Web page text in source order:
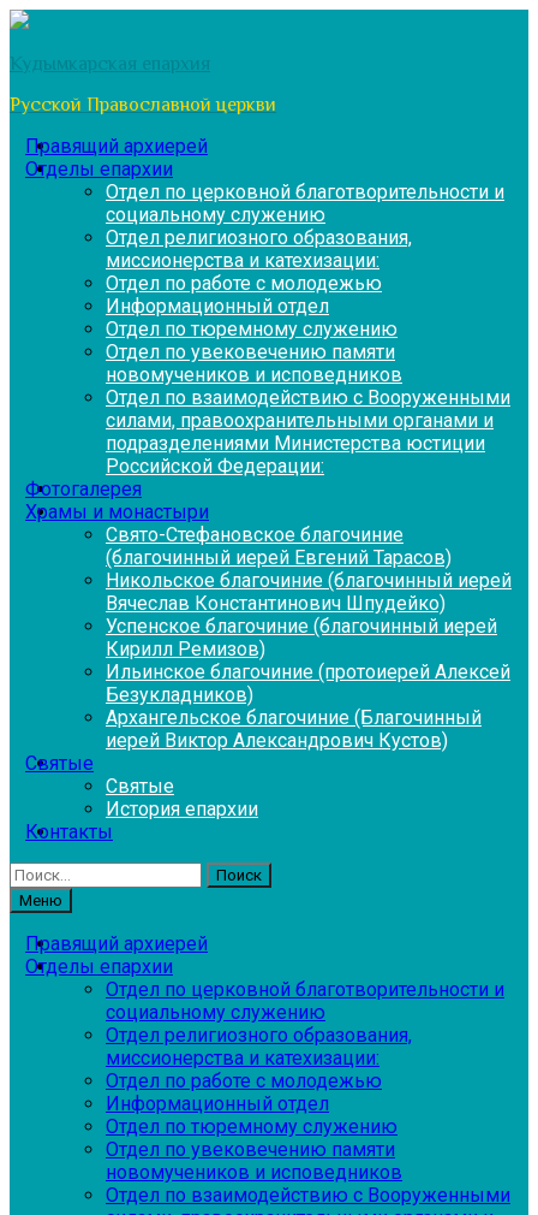
Перейти
содержимому
Кудымкарская епархия
Русской Православной церкви
Правящий архиерей
Отделы епархии
Отдел по церковной благотворительности и
социальному служению
Отдел религиозного образования,
миссионерства и катехизации:
Отдел по работе с молодежью
Информационный отдел
Отдел по тюремному служению
Отдел по увековечению памяти
новомучеников и исповедников
Отдел по взаимодействию с Вооруженными
силами, правоохранительными органами и
подразделениями Министерства юстиции
Российской Федерации:
Фотогалерея
Храмы и монастыри
Свято-Стефановское благочиние
(благочинный иерей Евгений Тарасов)
Никольское благочиние (благочинный иерей
Вячеслав Константинович Шпудейко)
Успенское благочиние (благочинный иерей
Кирилл Ремизов)
Ильинское благочиние (протоиерей Алексей
Безукладников)
Архангельское благочиние (Благочинный
иерей Виктор Александрович Кустов)
Святые
Святые
История епархии
Контакты
Найти:
Меню
Правящий архиерей
Отделы епархии
Отдел по церковной благотворительности и
социальному служению
Отдел религиозного образования,
миссионерства и катехизации:
Отдел по работе с молодежью
Информационный отдел
Отдел по тюремному служению
Отдел по увековечению памяти
новомучеников и исповедников
Отдел по взаимодействию с Вооруженными